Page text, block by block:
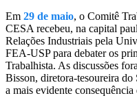
Em 29 de maio, o Comitê
CESA recebeu, na capital
Relações Industriais pela
FEA-USP para debater os
Trabalhista. As discussões
Bisson, diretora-tesoureira
a mais evidente